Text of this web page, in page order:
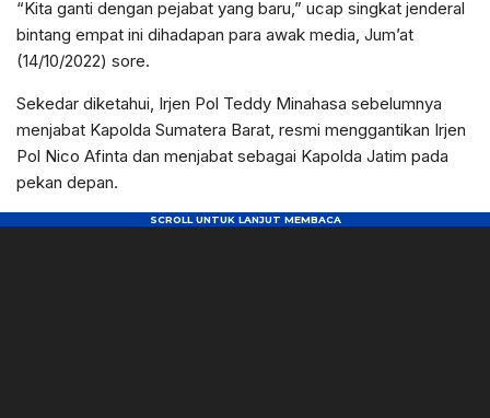
“Kita ganti dengan pejabat yang baru,” ucap singkat jenderal
bintang empat ini dihadapan para awak media, Jum’at
(14/10/2022) sore.
Sekedar diketahui, Irjen Pol Teddy Minahasa sebelumnya
menjabat Kapolda Sumatera Barat, resmi menggantikan Irjen
Pol Nico Afinta dan menjabat sebagai Kapolda Jatim pada
pekan depan.